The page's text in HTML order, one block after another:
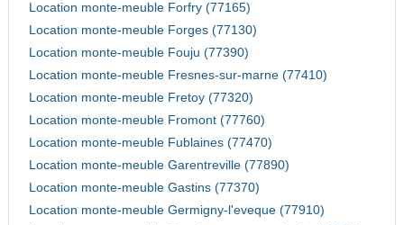
Location monte-meuble Forfry (77165)
Location monte-meuble Forges (77130)
Location monte-meuble Fouju (77390)
Location monte-meuble Fresnes-sur-marne (77410)
Location monte-meuble Fretoy (77320)
Location monte-meuble Fromont (77760)
Location monte-meuble Fublaines (77470)
Location monte-meuble Garentreville (77890)
Location monte-meuble Gastins (77370)
Location monte-meuble Germigny-l'eveque (77910)